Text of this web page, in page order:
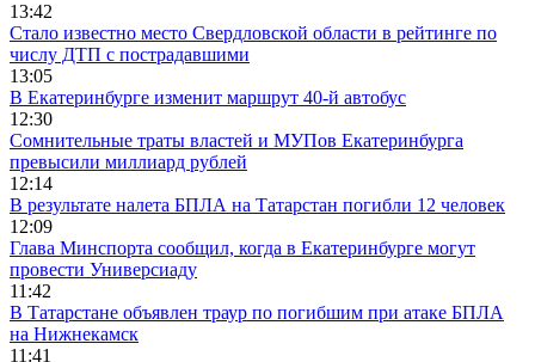
13:42
Стало известно место Свердловской области в рейтинге по
числу ДТП с пострадавшими
13:05
В Екатеринбурге изменит маршрут 40-й автобус
12:30
Сомнительные траты властей и МУПов Екатеринбурга
превысили миллиард рублей
12:14
В результате налета БПЛА на Татарстан погибли 12 человек
12:09
Глава Минспорта сообщил, когда в Екатеринбурге могут
провести Универсиаду
11:42
В Татарстане объявлен траур по погибшим при атаке БПЛА
на Нижнекамск
11:41